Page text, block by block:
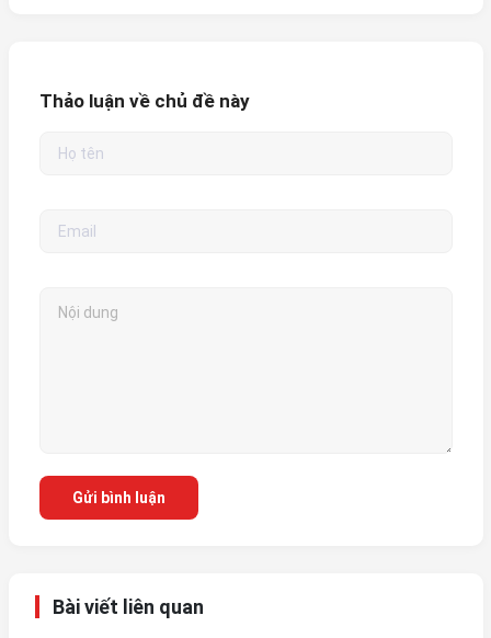
Thảo luận về chủ đề này
Gửi bình luận
Bài viết liên quan